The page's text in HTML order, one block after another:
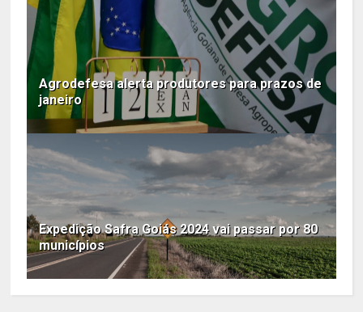
Agrodefesa alerta produtores para prazos de
janeiro
Expedição Safra Goiás 2024 vai passar por 80
municípios